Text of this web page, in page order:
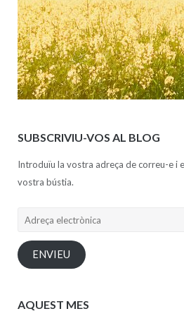
SUBSCRIVIU-VOS AL BLOG
Introduïu la vostra adreça de correu-e i
vostra bústia.
Adreça
ENVIEU
AQUEST MES